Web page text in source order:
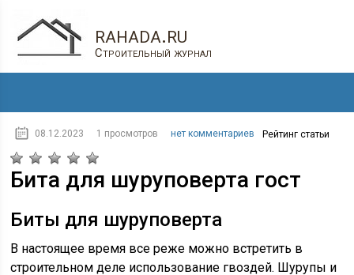
rahada.ru
Строительный журнал
08.12.2023 1 просмотров нет комментариев Рейтинг статьи
Бита для шуруповерта гост
Биты для шуруповерта
В настоящее время все реже можно встретить в
строительном деле использование гвоздей. Шурупы и